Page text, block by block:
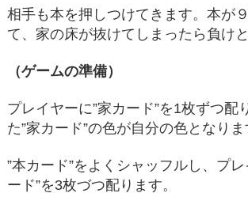
相手も本を押しつけてきます。本が
て、家の床が抜けてしまったら負けと
（ゲームの準備）
プレイヤーに”家カード”を1枚ずつ配
た”家カード”の色が自分の色となりま
”本カード”をよくシャッフルし、プレ
ード”を3枚づつ配ります。